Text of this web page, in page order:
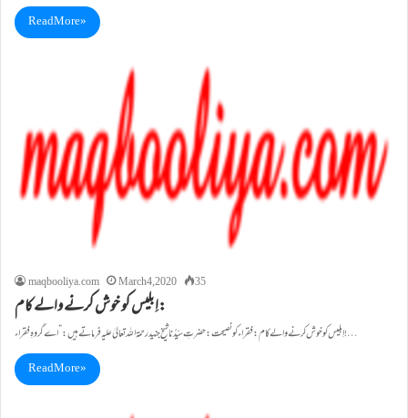
Read More »
maqbooliya.com March 4, 2020 35
اِبلیس کو خوش کرنے والے کام:
اِبلیس کو خوش کرنے والے کام: فقراء کو نصیحت: حضرتِ سیِّدُنا شیخ جنید رحمۃاللہ تعالیٰ علیہ فرماتے ہیں:”اے گروہِ فقراء!…
Read More »